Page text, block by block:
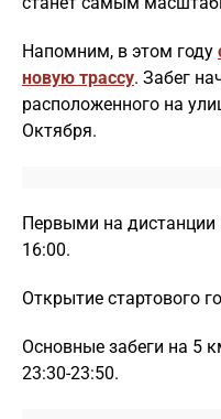
Напомним, в этом году
новую трассу. Забег
расположенного на
Октября.
Первыми на дистанции
16:00.
Открытие стартового
Основные забеги на 5
23:30-23:50.